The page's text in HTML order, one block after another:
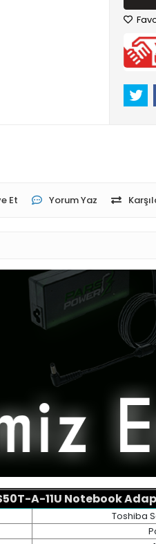
Et Yorum Yaz
A-11U Notebook
Toshiba